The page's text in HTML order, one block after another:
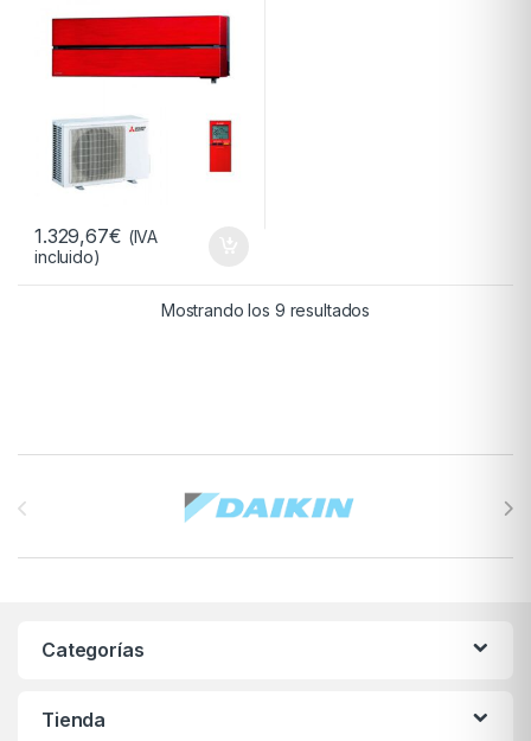
1.329,67€ (IVA
incluido)
Mostrando los 9 resultados
Categorías
Tienda